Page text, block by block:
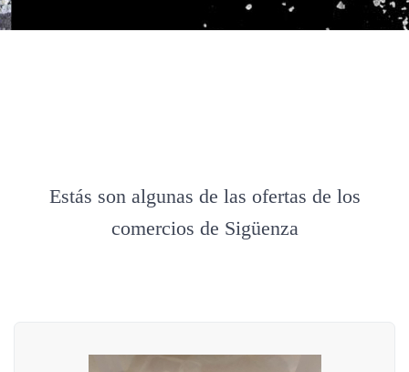
Estás son algunas de las ofertas de los
comercios de Sigüenza